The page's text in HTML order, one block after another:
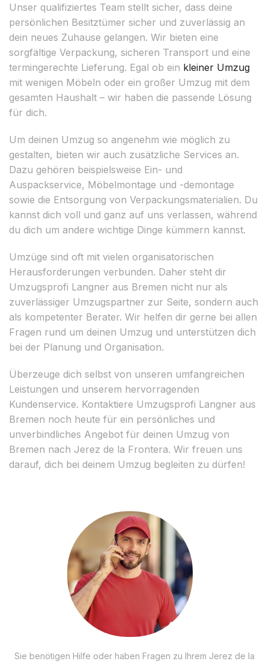
Unser qualifiziertes Team stellt sicher, dass deine
persönlichen Besitztümer sicher und zuverlässig an
dein neues Zuhause gelangen. Wir bieten eine
sorgfältige Verpackung, sicheren Transport und eine
termingerechte Lieferung. Egal ob ein kleiner Umzug
mit wenigen Möbeln oder ein großer Umzug mit dem
gesamten Haushalt – wir haben die passende Lösung
für dich.
Um deinen Umzug so angenehm wie möglich zu
gestalten, bieten wir auch zusätzliche Services an.
Dazu gehören beispielsweise Ein- und
Auspackservice, Möbelmontage und -demontage
sowie die Entsorgung von Verpackungsmaterialien. Du
kannst dich voll und ganz auf uns verlassen, während
du dich um andere wichtige Dinge kümmern kannst.
Umzüge sind oft mit vielen organisatorischen
Herausforderungen verbunden. Daher steht dir
Umzugsprofi Langner aus Bremen nicht nur als
zuverlässiger Umzugspartner zur Seite, sondern auch
als kompetenter Berater. Wir helfen dir gerne bei allen
Fragen rund um deinen Umzug und unterstützen dich
bei der Planung und Organisation.
Überzeuge dich selbst von unseren umfangreichen
Leistungen und unserem hervorragenden
Kundenservice. Kontaktiere Umzugsprofi Langner aus
Bremen noch heute für ein persönliches und
unverbindliches Angebot für deinen Umzug von
Bremen nach Jerez de la Frontera. Wir freuen uns
darauf, dich bei deinem Umzug begleiten zu dürfen!
Sie benötigen Hilfe oder haben Fragen zu Ihrem Jerez de la